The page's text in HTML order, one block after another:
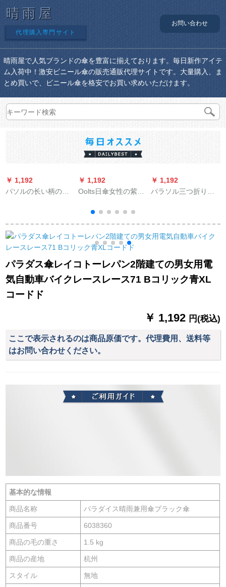
晴雨屋
代理購入専門サイト
お問い合わせ
晴雨屋で人気ブランドの傘を豊富に揃えております。毎日新作アイテ
ム入荷中！激安ビニール傘の販売通販代理サイトです。大量購入、ま
とめ買いで、ビニール傘を格安でお買い求めいただけます。
￥ 1,192
パソルの长い柄の伞
￥ 1,192
Oolts日傘女性の紫外
畳傘ミニ丸みみ折り
たたみたみ日傘マカ
ロンピンク
￥ 1,192
パラソル三つ折り晴
傘
パラダス傘レイコトーレパン2階建ての男女用電
気自動車バイクレースレース71 Bコリック青XL
コードド
￥ 1,192 円(税込)
ここで表示されるのは商品原価です。代理費用、送料等
はお問い合わせください。
基本的な情報
商品名称 パラダイス晴雨兼用傘ブラック傘
商品番号 6038360
商品の毛の重さ 1.5 kg
商品の産地 杭州
スタイル 無地